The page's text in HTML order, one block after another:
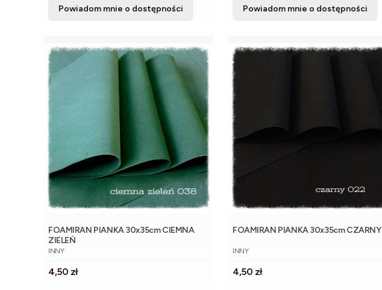
Powiadom mnie o dostępności Powiadom mnie o dostępności
FOAMIRAN PIANKA 30x35cm CIEMNA
ZIELEŃ
PRODUCENT
INNY
Cena
4,50 zł
FOAMIRAN PIANKA 30x35cm CZARNY
PRODUCENT
INNY
Cena
4,50 zł